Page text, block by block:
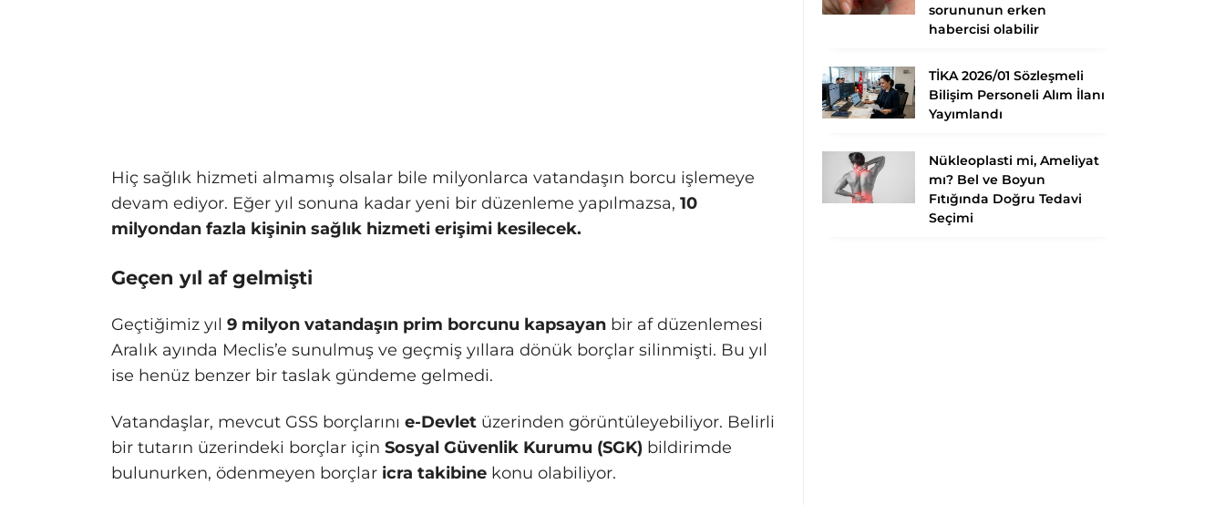
Hiç sağlık hizmeti almamış olsalar bile milyonlarca vatandaşın borcu işlemeye
devam ediyor. Eğer yıl sonuna kadar yeni bir düzenleme yapılmazsa, 10
milyondan fazla kişinin sağlık hizmeti erişimi kesilecek.
Geçen yıl af gelmişti
Geçtiğimiz yıl 9 milyon vatandaşın prim borcunu kapsayan bir af düzenlemesi
Aralık ayında Meclis’e sunulmuş ve geçmiş yıllara dönük borçlar silinmişti. Bu yıl
ise henüz benzer bir taslak gündeme gelmedi.
Vatandaşlar, mevcut GSS borçlarını e-Devlet üzerinden görüntüleyebiliyor. Belirli
bir tutarın üzerindeki borçlar için Sosyal Güvenlik Kurumu (SGK) bildirimde
bulunurken, ödenmeyen borçlar icra takibine konu olabiliyor.
sorununun erken
habercisi olabilir
TİKA 2026/01 Sözleşmeli
Bilişim Personeli Alım İlanı
Yayımlandı
Nükleoplasti mi, Ameliyat
mı? Bel ve Boyun
Fıtığında Doğru Tedavi
Seçimi